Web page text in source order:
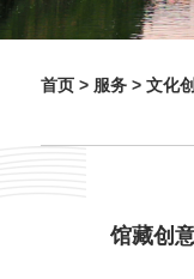
首页 > 服务 > 文化
馆藏创